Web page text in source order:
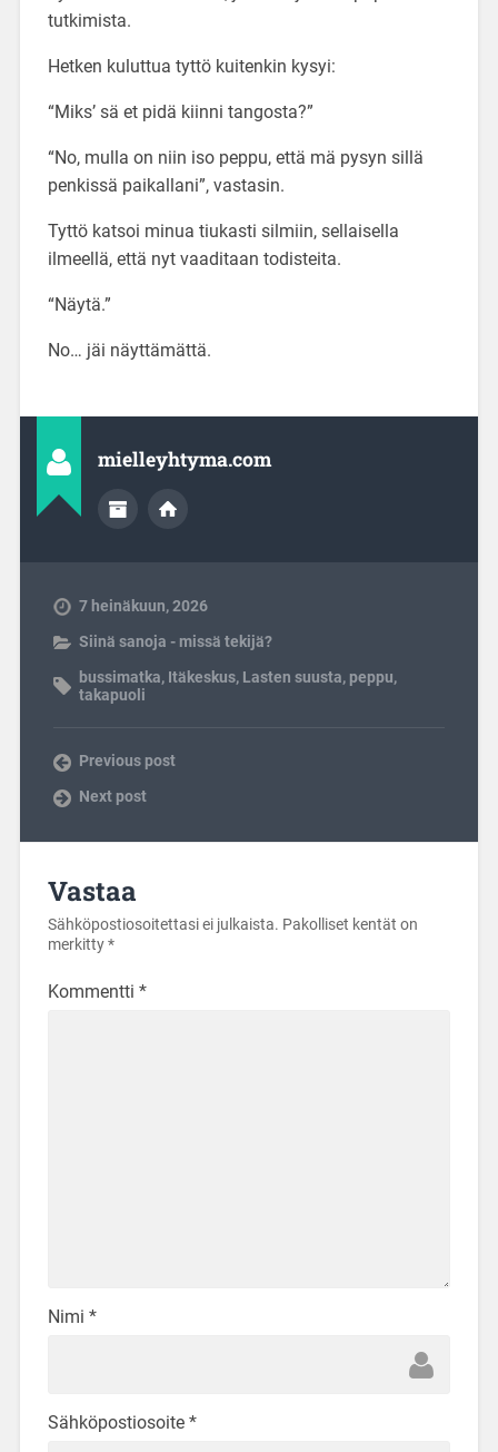
tutkimista.
Hetken kuluttua tyttö kuitenkin kysyi:
“Miks’ sä et pidä kiinni tangosta?”
“No, mulla on niin iso peppu, että mä pysyn sillä
penkissä paikallani”, vastasin.
Tyttö katsoi minua tiukasti silmiin, sellaisella
ilmeellä, että nyt vaaditaan todisteita.
“Näytä.”
No… jäi näyttämättä.
mielleyhtyma.com
7 heinäkuun, 2026
Siinä sanoja - missä tekijä?
bussimatka, Itäkeskus, Lasten suusta, peppu,
takapuoli
Previous post
Next post
Vastaa
Sähköpostiosoitettasi ei julkaista. Pakolliset kentät on
merkitty*
Kommentti *
Nimi *
Sähköpostiosoite *